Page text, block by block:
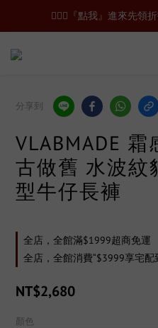
🙋🏻‍♂️『點我』進來先領
分享到
VLABMADE
古做舊 水波紋
型牛仔長褲
全店，全館滿$1999超商免運
全店，全館消費“$3999享宅配
NT$2,680
顏色